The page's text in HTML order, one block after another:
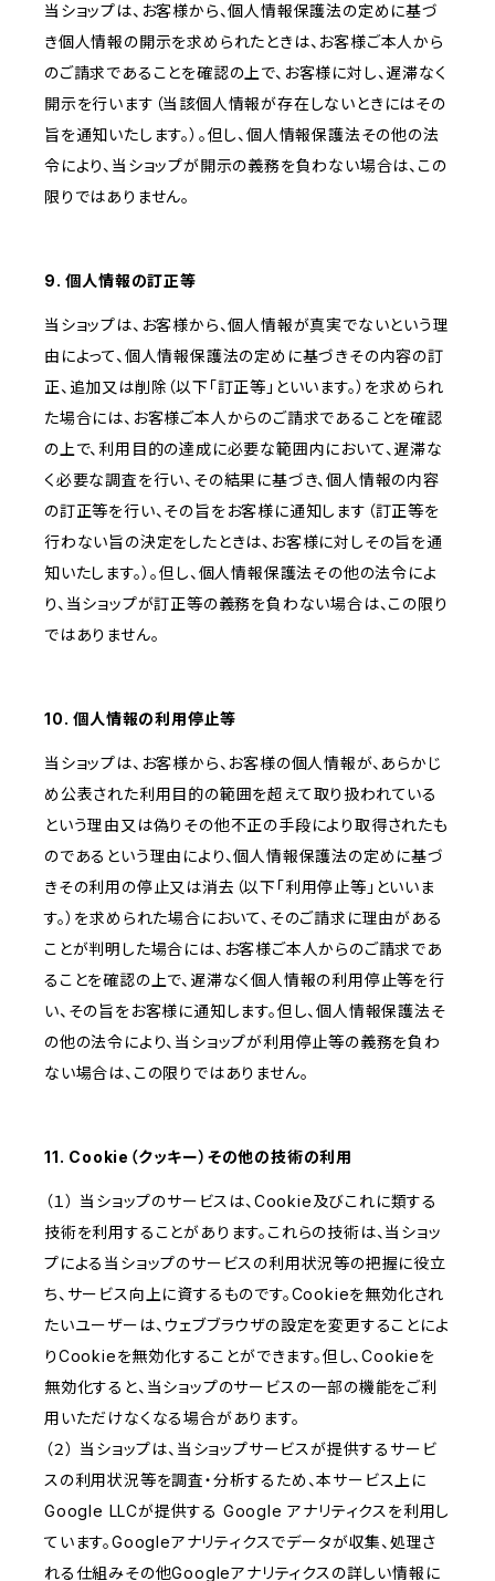
当ショップは、お客様から、個人情報保護法の定めに基づ
き個人情報の開示を求められたときは、お客様ご本人から
のご請求であることを確認の上で、お客様に対し、遅滞なく
開示を行います（当該個人情報が存在しないときにはその
旨を通知いたします。）。但し、個人情報保護法その他の法
令により、当ショップが開示の義務を負わない場合は、この
限りではありません。
9. 個人情報の訂正等
当ショップは、お客様から、個人情報が真実でないという理
由によって、個人情報保護法の定めに基づきその内容の訂
正、追加又は削除（以下「訂正等」といいます。）を求められ
た場合には、お客様ご本人からのご請求であることを確認
の上で、利用目的の達成に必要な範囲内において、遅滞な
く必要な調査を行い、その結果に基づき、個人情報の内容
の訂正等を行い、その旨をお客様に通知します（訂正等を
行わない旨の決定をしたときは、お客様に対しその旨を通
知いたします。）。但し、個人情報保護法その他の法令によ
り、当ショップが訂正等の義務を負わない場合は、この限り
ではありません。
10. 個人情報の利用停止等
当ショップは、お客様から、お客様の個人情報が、あらかじ
め公表された利用目的の範囲を超えて取り扱われている
という理由又は偽りその他不正の手段により取得されたも
のであるという理由により、個人情報保護法の定めに基づ
きその利用の停止又は消去（以下「利用停止等」といいま
す。）を求められた場合において、そのご請求に理由がある
ことが判明した場合には、お客様ご本人からのご請求であ
ることを確認の上で、遅滞なく個人情報の利用停止等を行
い、その旨をお客様に通知します。但し、個人情報保護法そ
の他の法令により、当ショップが利用停止等の義務を負わ
ない場合は、この限りではありません。
11. Cookie（クッキー）その他の技術の利用
（１） 当ショップのサービスは、Cookie及びこれに類する
技術を利用することがあります。これらの技術は、当ショッ
プによる当ショップのサービスの利用状況等の把握に役立
ち、サービス向上に資するものです。Cookieを無効化され
たいユーザーは、ウェブブラウザの設定を変更することによ
りCookieを無効化することができます。但し、Cookieを
無効化すると、当ショップのサービスの一部の機能をご利
用いただけなくなる場合があります。
（２） 当ショップは、当ショップサービスが提供するサービ
スの利用状況等を調査・分析するため、本サービス上に
Google LLCが提供する Google アナリティクスを利用し
ています。Googleアナリティクスでデータが収集、処理さ
れる仕組みその他Googleアナリティクスの詳しい情報に